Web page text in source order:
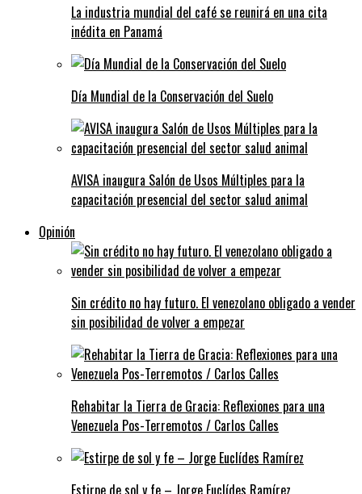
La industria mundial del café se reunirá en una cita
inédita en Panamá
Día Mundial de la Conservación del Suelo
AVISA inaugura Salón de Usos Múltiples para la
capacitación presencial del sector salud animal
Opinión
Sin crédito no hay futuro. El venezolano obligado a vender
sin posibilidad de volver a empezar
Rehabitar la Tierra de Gracia: Reflexiones para una
Venezuela Pos-Terremotos / Carlos Calles
Estirpe de sol y fe – Jorge Euclídes Ramírez